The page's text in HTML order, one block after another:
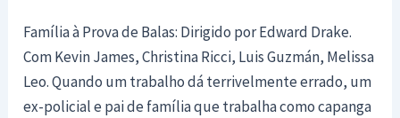
Família à Prova de Balas: Dirigido por Edward Drake.
Com Kevin James, Christina Ricci, Luis Guzmán, Melissa
Leo. Quando um trabalho dá terrivelmente errado, um
ex-policial e pai de família que trabalha como capanga